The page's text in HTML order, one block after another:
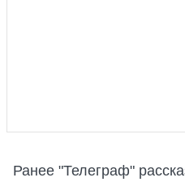
Ранее "Телеграф"